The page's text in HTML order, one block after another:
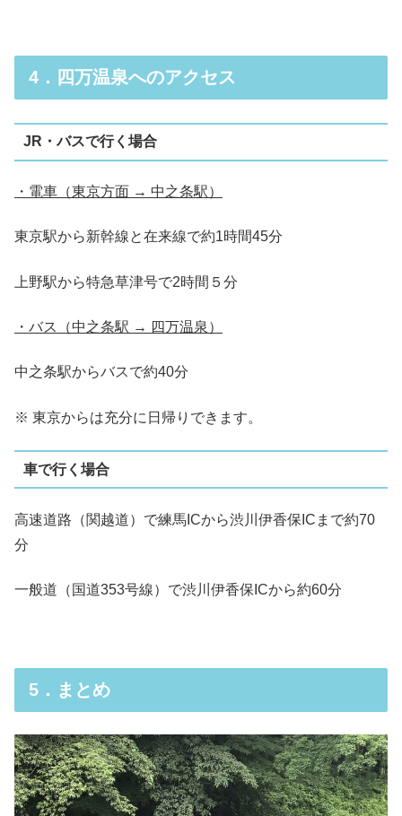
4．四万温泉へのアクセス
JR・バスで行く場合
・電車（東京方面 → 中之条駅）
東京駅から新幹線と在来線で約1時間45分
上野駅から特急草津号で2時間５分
・バス（中之条駅 → 四万温泉）
中之条駅からバスで約40分
※ 東京からは充分に日帰りできます。
車で行く場合
高速道路（関越道）で練馬ICから渋川伊香保ICまで約70
分
一般道（国道353号線）で渋川伊香保ICから約60分
5．まとめ